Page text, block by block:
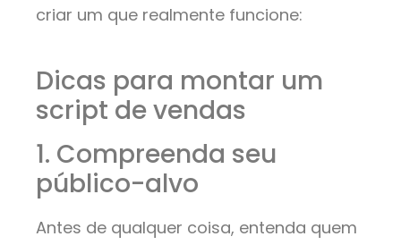
criar um que realmente funcione:
Dicas para montar um
script de vendas
1. Compreenda seu
público-alvo
Antes de qualquer coisa, entenda quem